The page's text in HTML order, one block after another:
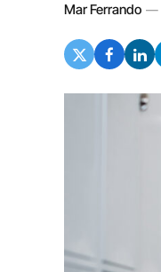
Mar Ferrando